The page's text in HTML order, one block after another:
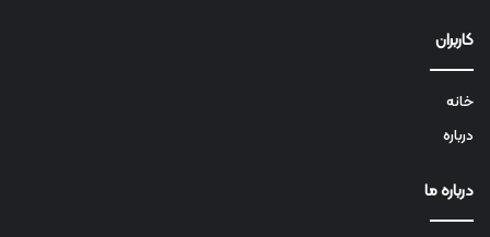
کاربران
خانه
درباره
درباره ما